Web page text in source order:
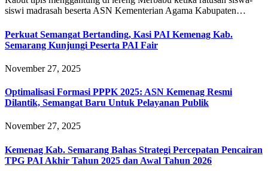
siswi madrasah beserta ASN Kementerian Agama Kabupaten…
Perkuat Semangat Bertanding, Kasi PAI Kemenag Kab.
Semarang Kunjungi Peserta PAI Fair
November 27, 2025
Optimalisasi Formasi PPPK 2025: ASN Kemenag Resmi
Dilantik, Semangat Baru Untuk Pelayanan Publik
November 27, 2025
Kemenag Kab. Semarang Bahas Strategi Percepatan Pencairan
TPG PAI Akhir Tahun 2025 dan Awal Tahun 2026